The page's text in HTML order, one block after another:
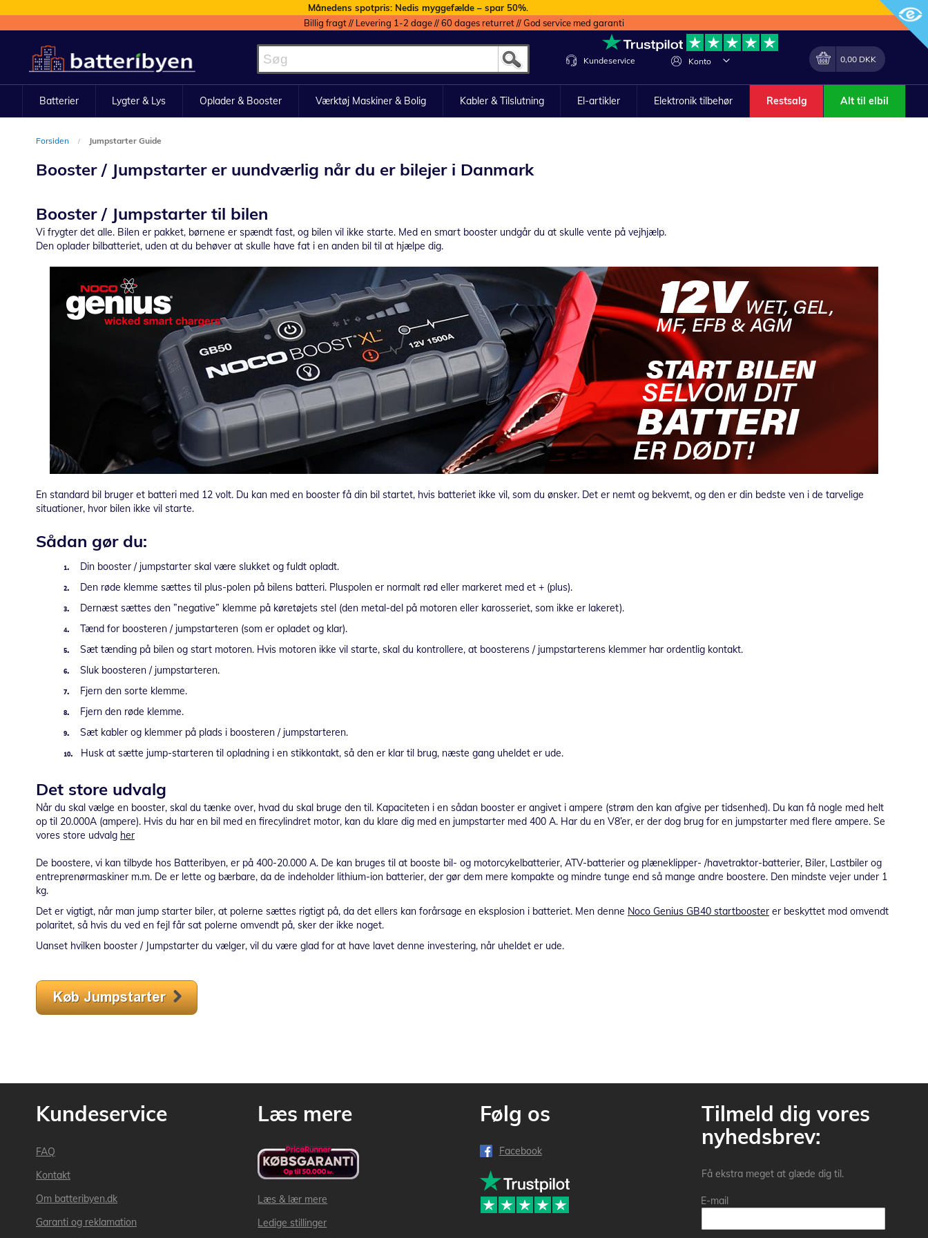
Månedens spotpris: Nedis myggefælde – spar 50%.
Billig fragt // Levering 1-2 dage // 60 dages returret // God service med garanti
to
Content
Konto
Lave
Min indkøbskurv
0,00 DKK
Kundeservice
Batterier Lygter & Lys Oplader & Booster Værktøj Maskiner & Bolig Kabler & Tilslutning El-artikler Elektronik tilbehør Restsalg Alt til elbil
Forsiden Jumpstarter Guide
Booster / Jumpstarter er uundværlig når du er bilejer i Danmark
Booster / Jumpstarter til bilen
Vi frygter det alle. Bilen er pakket, børnene er spændt fast, og bilen vil ikke starte. Med en smart booster undgår du at skulle vente på vejhjælp.
Den oplader bilbatteriet, uden at du behøver at skulle have fat i en anden bil til at hjælpe dig.
En standard bil bruger et batteri med 12 volt. Du kan med en booster få din bil startet, hvis batteriet ikke vil, som du ønsker. Det er nemt og bekvemt, og den er din bedste ven i de tarvelige
situationer, hvor bilen ikke vil starte.
Sådan gør du:
₁. Din booster / jumpstarter skal være slukket og fuldt opladt.
₂. Den røde klemme sættes til plus-polen på bilens batteri. Pluspolen er normalt rød eller markeret med et + (plus).
₃. Dernæst sættes den ”negative” klemme på køretøjets stel (den metal-del på motoren eller karosseriet, som ikke er lakeret).
₄. Tænd for boosteren / jumpstarteren (som er opladet og klar).
₅. Sæt tænding på bilen og start motoren. Hvis motoren ikke vil starte, skal du kontrollere, at boosterens / jumpstarterens klemmer har ordentlig kontakt.
₆. Sluk boosteren / jumpstarteren.
₇. Fjern den sorte klemme.
₈. Fjern den røde klemme.
₉.
Sæt kabler og klemmer på plads i boosteren / jumpstarteren.
₁₀. Husk at sætte jump-starteren til opladning i en stikkontakt, så den er klar til brug, næste gang uheldet er ude.
Det store udvalg
Når du skal vælge en booster, skal du tænke over, hvad du skal bruge den til. Kapaciteten i en sådan booster er angivet i ampere (strøm den kan afgive per tidsenhed). Du kan få nogle med helt
op til 20.000A (ampere). Hvis du har en bil med en firecylindret motor, kan du klare dig med en jumpstarter med 400 A. Har du en V8’er, er der dog brug for en jumpstarter med flere ampere. Se
vores store udvalg her
De boostere, vi kan tilbyde hos Batteribyen, er på 400-20.000 A. De kan bruges til at booste bil- og motorcykelbatterier, ATV-batterier og plæneklipper- /havetraktor-batterier, Biler, Lastbiler og
entreprenørmaskiner m.m. De er lette og bærbare, da de indeholder lithium-ion batterier, der gør dem mere kompakte og mindre tunge end så mange andre boostere. Den mindste vejer under 1
kg.
Det er vigtigt, når man jump starter biler, at polerne sættes rigtigt på, da det ellers kan forårsage en eksplosion i batteriet. Men denne Noco Genius GB40 startbooster er beskyttet mod omvendt
polaritet, så hvis du ved en fejl får sat polerne omvendt på, sker der ikke noget.
Uanset hvilken booster / Jumpstarter du vælger, vil du være glad for at have lavet denne investering, når uheldet er ude.
Kundeservice
FAQ
Kontakt
Om batteribyen.dk
Garanti og reklamation
Læs mere
Læs & lær mere
Ledige stillinger
Følg os
Facebook
Tilmeld dig vores
nyhedsbrev:
Få ekstra meget at glæde dig til.
E-mail